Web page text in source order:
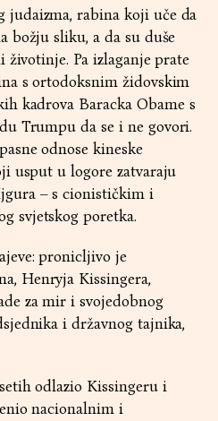
judaizma, rabina koji uče da
božju sliku, a da su duše
Pa izlaganje prate
s ortodoksnim židovskim
kadrova Baracka Obame s
Trumpu da se i ne govori.
odnose kineske
usput u logore zatvaraju
– s cionističkim i
svjetskog poretka.
pronicljivo je
Henryja Kissingera,
za mir i svojedobnog
i državnog tajnika,
odlazio Kissingeru i
nacionalnim i